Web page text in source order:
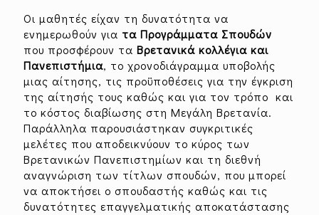
Οι μαθητές είχαν τη δυνατότητα να
ενημερωθούν για τα Προγράμματα Σπουδών
που προσφέρουν τα Βρετανικά κολλέγια και
Πανεπιστήμια, το χρονοδιάγραμμα υποβολής
μιας αίτησης, τις προϋποθέσεις για την έγκριση
της αίτησής τους καθώς και για τον τρόπο και
το κόστος διαβίωσης στη Μεγάλη Βρετανία.
Παράλληλα παρουσιάστηκαν συγκριτικές
μελέτες που αποδεικνύουν το κύρος των
Βρετανικών Πανεπιστημίων και τη διεθνή
αναγνώριση των τίτλων σπουδών, που μπορεί
να αποκτήσει ο σπουδαστής καθώς και τις
δυνατότητες επαγγελματικής αποκατάστασης